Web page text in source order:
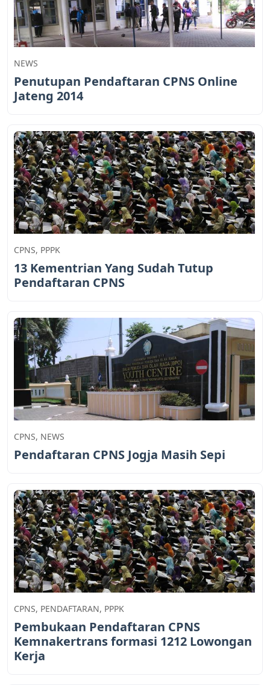
NEWS
Penutupan Pendaftaran CPNS Online
Jateng 2014
CPNS, PPPK
13 Kementrian Yang Sudah Tutup
Pendaftaran CPNS
CPNS, NEWS
Pendaftaran CPNS Jogja Masih Sepi
CPNS, PENDAFTARAN, PPPK
Pembukaan Pendaftaran CPNS
Kemnakertrans formasi 1212 Lowongan
Kerja